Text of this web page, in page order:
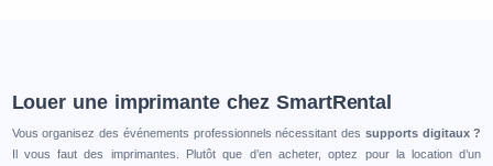
Louer une imprimante chez SmartRental
Vous organisez des événements professionnels nécessitant des supports digitaux ?
Il vous faut des imprimantes. Plutôt que d’en acheter, optez pour la location d’un